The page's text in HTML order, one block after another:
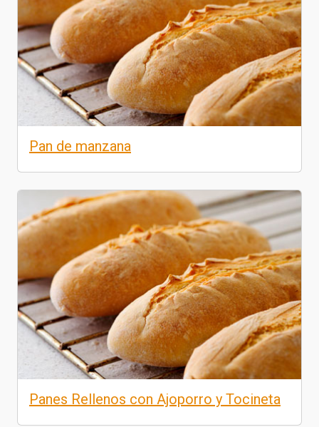
Pan de manzana
Panes Rellenos con Ajoporro y Tocineta